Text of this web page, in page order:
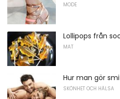
MODE
Lollipops från
MAT
Hur man gör
SKÖNHET OCH HÄLSA